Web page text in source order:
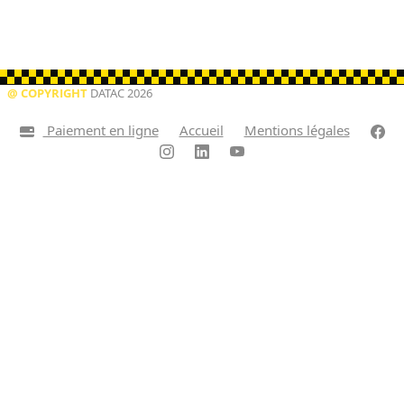
@ COPYRIGHTDATAC 2026
Paiement en ligne Accueil Mentions légales